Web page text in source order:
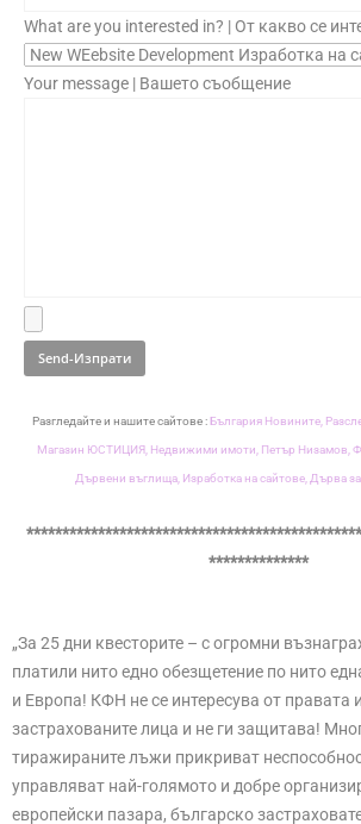
What are you interested in? | От какво се
Your message | Вашето съобщение
Разгледайте и нашите сайтове :България Новините,
Магазин ЮСТИЦИЯ, Недвижими имоти, Петър Низамов,
Дървени въглища, Изработка на сайтове,Дърва
**************
„За 25 дни квесторите – с огромни
платили нито едно обезщетение по нито
и Европа! КФН не се интересува от правата
застрахованите лица и не ги защитава!
тиражираните лъжи прикриват
управляват най-голямото и добре
европейски пазара, българско